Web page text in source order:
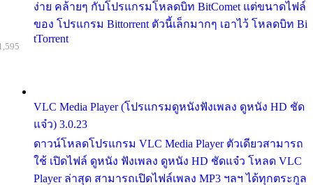
ง่าย คล้ายๆ กับโปรแกรมโหลดบิท BitComet แต่ขนาดไฟล์
ของ โปรแกรม Bittorrent ตัวนี้เล็กมากๆ เอาไว้ โหลดบิท Bi
tTorrent
VLC Media Player (โปรแกรมดูหนังฟังเพลง ดูหนัง HD ชัด
แจ๋ว) 3.0.23
ดาวน์โหลดโปรแกรม VLC Media Player ตัวเดียวสามารถ
ใช้ เปิดไฟล์ ดูหนัง ฟังเพลง ดูหนัง HD ชัดแจ๋ว โหลด VLC
Player ล่าสุด สามารถเปิดไฟล์เพลง MP3 ฯลฯ ได้ทุกตระกูล